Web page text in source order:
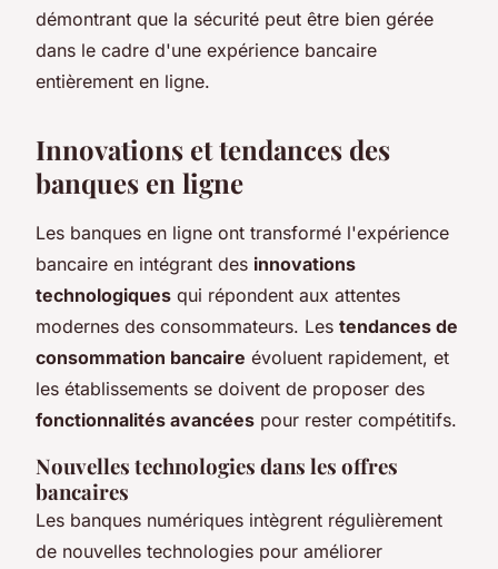
démontrant que la sécurité peut être bien gérée
dans le cadre d'une expérience bancaire
entièrement en ligne.
Innovations et tendances des
banques en ligne
Les banques en ligne ont transformé l'expérience
bancaire en intégrant des innovations
technologiques qui répondent aux attentes
modernes des consommateurs. Les tendances de
consommation bancaire évoluent rapidement, et
les établissements se doivent de proposer des
fonctionnalités avancées pour rester compétitifs.
Nouvelles technologies dans les offres
bancaires
Les banques numériques intègrent régulièrement
de nouvelles technologies pour améliorer